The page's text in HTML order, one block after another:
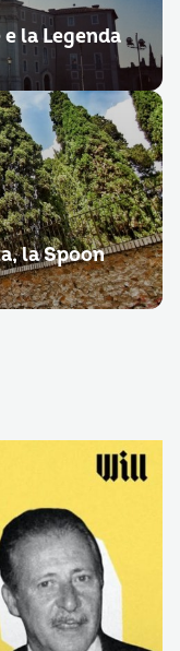
la Legenda
la Spoon